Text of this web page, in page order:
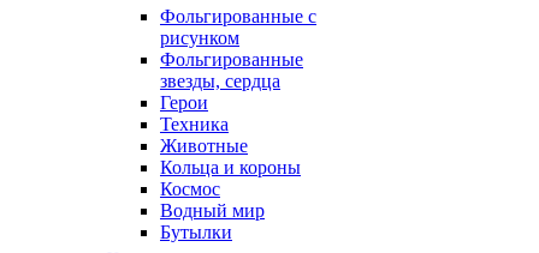
Фольгированные с
рисунком
Фольгированные
звезды, сердца
Герои
Техника
Животные
Кольца и короны
Космос
Водный мир
Бутылки